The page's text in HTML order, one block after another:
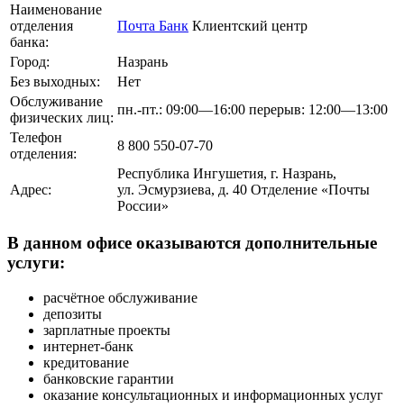
Наименование
отделения
банка:
Почта Банк Клиентский центр
Город:
Назрань
Без выходных:
Нет
Обслуживание
физических лиц:
пн.-пт.: 09:00—16:00 перерыв: 12:00—13:00
Телефон
отделения:
8 800 550-07-70
Адрес:
Республика Ингушетия, г. Назрань,
ул. Эсмурзиева, д. 40 Отделение «Почты
России»
В данном офисе оказываются дополнительные
услуги:
расчётное обслуживание
депозиты
зарплатные проекты
интернет-банк
кредитование
банковские гарантии
оказание консультационных и информационных услуг